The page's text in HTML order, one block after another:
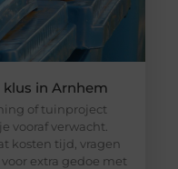
klus in Arnhem
of tuinproject
vooraf verwacht.
kosten tijd, vragen
extra gedoe met